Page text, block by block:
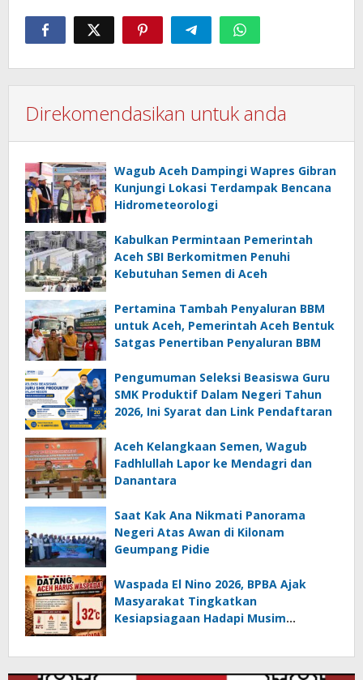
Direkomendasikan untuk anda
Wagub Aceh Dampingi Wapres Gibran
Kunjungi Lokasi Terdampak Bencana
Hidrometeorologi
Kabulkan Permintaan Pemerintah
Aceh SBI Berkomitmen Penuhi
Kebutuhan Semen di Aceh
Pertamina Tambah Penyaluran BBM
untuk Aceh, Pemerintah Aceh Bentuk
Satgas Penertiban Penyaluran BBM
Pengumuman Seleksi Beasiswa Guru
SMK Produktif Dalam Negeri Tahun
2026, Ini Syarat dan Link Pendaftaran
Aceh Kelangkaan Semen, Wagub
Fadhlullah Lapor ke Mendagri dan
Danantara
Saat Kak Ana Nikmati Panorama
Negeri Atas Awan di Kilonam
Geumpang Pidie
Waspada El Nino 2026, BPBA Ajak
Masyarakat Tingkatkan
Kesiapsiagaan Hadapi Musim